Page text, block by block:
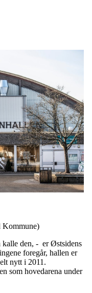
Kommune)
kalle den, - er Østsidens
foregår, hallen er
nytt i 2011.
som hovedarena under